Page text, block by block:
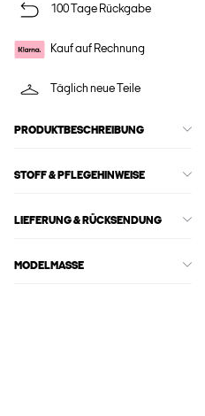
100 Tage Rückgabe
Kauf auf Rechnung
Täglich neue Teile
PRODUKTBESCHREIBUNG
STOFF & PFLEGEHINWEISE
LIEFERUNG & RÜCKSENDUNG
MODELMASSE